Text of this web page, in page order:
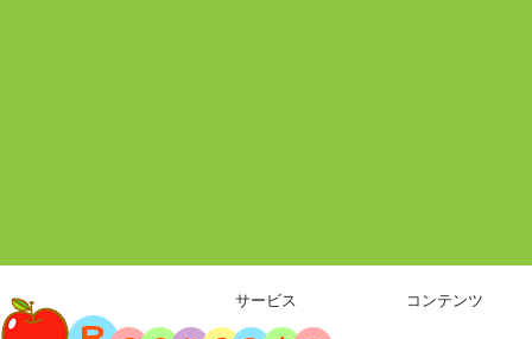
サービス コンテンツ